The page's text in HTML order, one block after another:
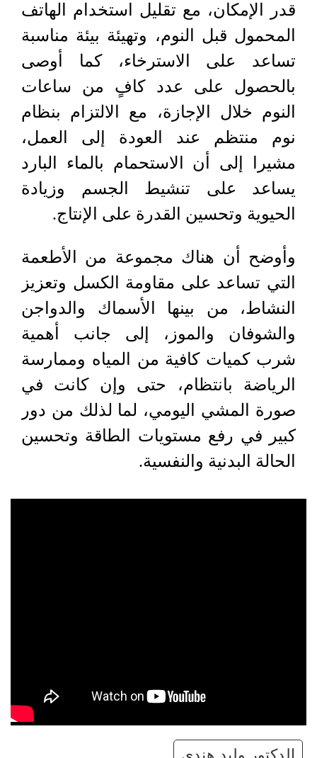
قدر الإمكان، مع تقليل استخدام الهاتف
المحمول قبل النوم، وتهيئة بيئة مناسبة
تساعد على الاسترخاء، كما أوصى
بالحصول على عدد كافٍ من ساعات
النوم خلال الإجازة، مع الالتزام بنظام
نوم منتظم عند العودة إلى العمل،
مشيرا إلى أن الاستحمام بالماء البارد
يساعد على تنشيط الجسم وزيادة
الحيوية وتحسين القدرة على الإنتاج.
وأوضح أن هناك مجموعة من الأطعمة
التي تساعد على مقاومة الكسل وتعزيز
النشاط، من بينها الأسماك والدواجن
والشوفان والموز، إلى جانب أهمية
شرب كميات كافية من المياه وممارسة
الرياضة بانتظام، حتى وإن كانت في
صورة المشي اليومي، لما لذلك من دور
كبير في رفع مستويات الطاقة وتحسين
الحالة البدنية والنفسية.